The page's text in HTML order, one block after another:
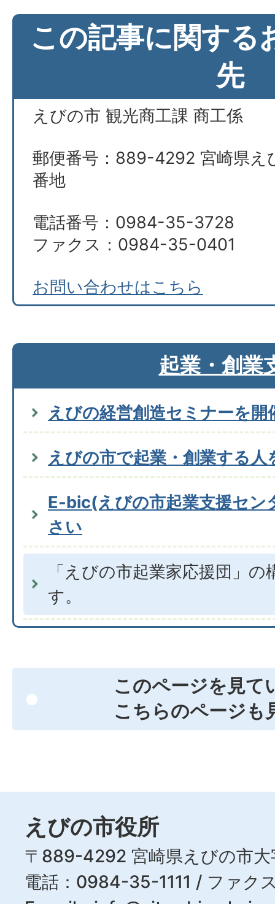
この記事に関する
先
えびの市 観光商工課 商工係
郵便番号：889-4292 宮崎県え
番地
電話番号：0984-35-3728
ファクス：0984-35-0401
お問い合わせはこちら
起業・創業
えびの経営創造セミナーを開
えびの市で起業・創業する人
E-bic(えびの市起業支援セン
さい
「えびの市起業家応援団」
す。
このページを見て
こちらのページも
えびの市役所
〒889-4292 宮崎県えびの市大
電話：0984-35-1111 / ファ